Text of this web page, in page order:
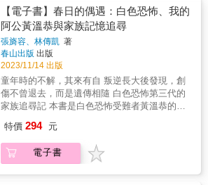
轉搭船，歷經艱辛來到綠島，卻僅能在會客室
隔著玻璃與兒子短暫會面，這一幕成為他終身
的愧疚與難忘的記憶。自由中的不自由：流
浪、仇恨與救贖1983年刑滿開釋，但當局卻以
「知道得太多」的荒謬理由，強制將他留在臺
灣，且違背承諾未發給中華民國身分證。在長
達三年的時間裡，他身無分文，流落街頭，曾
在萬華龍山寺一帶與無家者一同漂泊。巨大的
壓力和對加害者的仇恨，曾讓他計畫找到仇人
同歸於盡。幸而在保生大帝宮主的勸誡下，他
最終選擇放下仇恨，決心以平和的方式活下
來。落地生根：重建家庭與事業經過三年的堅
決奮鬥，陳欽生終於在1986年取得身分證，並
代價留下最深刻的紀錄與平反從台灣解嚴、邁
入民主化後，仍有眾多台美人社群持續為台灣
發聲，致力推廣台灣文化、守護台灣主權與推
動正名運動。無論在政治與經濟層面，台灣在
國際社會的重要性日益增長，尤其在中國威權
主義擴張的民主陣營最前線，此書的出版將使
更多人認識，這段為民主自由奮鬥的台美人歷
史，亦會留給年輕世代朋友深遠的啟發，深化
者盧世祥為資深媒體人，見證與採訪無數台灣
民主運動時刻。 蘊藏第一手台美人史料，以
流暢筆鋒完整重現歷史現場。 具有國際政治
經濟分析視野，從國際政治洞察台灣民主運動
史 豐富的台美人才介紹與歷史脈絡重建，留
深感不公；努力讀書上高中後，受到老師及同
學影響，接觸左翼讀書會並得到思想上的啟
蒙；白色恐怖時期大逮捕，被送往軍法處、綠
島、軍人監獄，歷劫十年後才返回家鄉；「小
牢到大牢」的命運是工作處處受阻，靠著獄中
老同學的幫忙，相互扶持勤勉生活；婚後經濟
困頓，夫妻關係分崩離析；晚年領到政府補償
金，卻意外掀起家庭風暴──儘管「紅色思想」
使其一路跌跌撞撞蔡再修仍堅持：「我一生信
仰社會主義。」 第二部分是孫女范容瑛的
的平凡人，然而在成長過程中參加社會運動、
剃光頭、從醫學院休學，皆被視為特立獨行，
挑起母親內心的「小警總」──恐懼女兒重蹈左
【電子書】春日的偶遇：白色恐怖、我的
阿公黃溫恭與家族記憶追尋
張旖容、林傳凱 著
春山出版 出版
2023/11/14 出版
童年時的不解，其來有自 叛逆長大後發現，創
傷不曾退去，而是遺傳相隨 白色恐怖第三代的
家族追尋記 本書是白色恐怖受難者黃溫恭的孫
方一路前行，回到那個自己甚至尚未成為受精
卵的時刻──屏東縣春日鄉，一切故事的起點。
二○○八年，張旖容意外在國家檔案中發現阿公
特價 294 元
電子書